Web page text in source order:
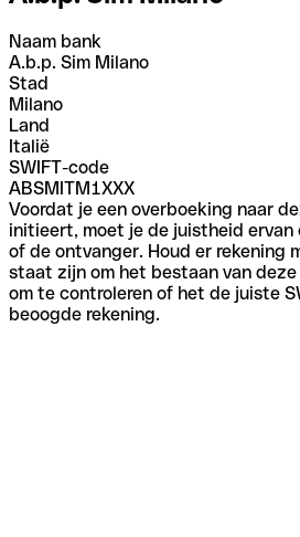
Naam bank
A.b.p. Sim Milano
Stad
Milano
Land
Italië
SWIFT-code
ABSMITM1XXX
Voordat je een overboeking naar
initieert, moet je de juistheid ervan
of de ontvanger. Houd er rekening
staat zijn om het bestaan van
om te controleren of het de juiste
beoogde rekening.